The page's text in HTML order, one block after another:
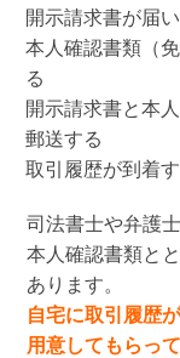
開示請求書が届
本人確認書類（
る
開示請求書と本
郵送する
取引履歴が到着
司法書士や弁護
本人確認書類と
あります。
自宅に取引履歴
用意してもらっ